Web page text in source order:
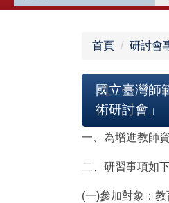
首頁 研討會
國立臺灣師
術研討會」
一、為增進教師
二、研習事項如下
(一)參加對象：